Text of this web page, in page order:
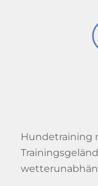
Hundetraining